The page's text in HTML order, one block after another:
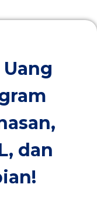
Uang
dan